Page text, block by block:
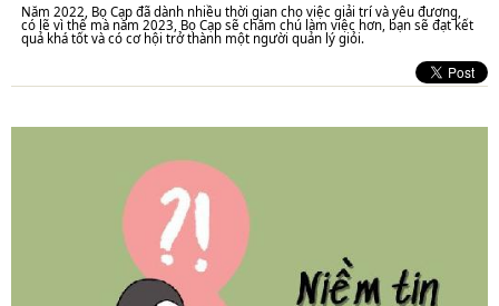
Năm 2022, Bọ Cạp đã dành nhiều thời gian cho việc giải trí và yêu đương,
có lẽ vì thế mà năm 2023, Bọ Cạp sẽ chăm chú làm việc hơn, bạn sẽ đạt kết
quả khá tốt và có cơ hội trở thành một người quản lý giỏi.